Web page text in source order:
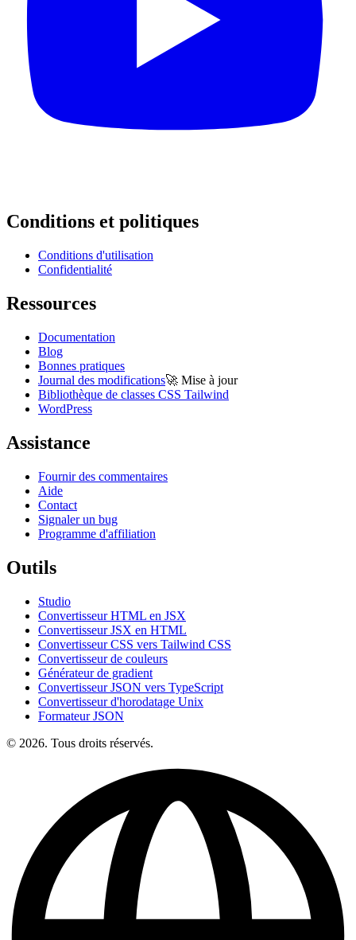
Conditions et politiques
Conditions d'utilisation
Confidentialité
Ressources
Documentation
Blog
Bonnes pratiques
Journal des modifications🚀 Mise à jour
Bibliothèque de classes CSS Tailwind
WordPress
Assistance
Fournir des commentaires
Aide
Contact
Signaler un bug
Programme d'affiliation
Outils
Studio
Convertisseur HTML en JSX
Convertisseur JSX en HTML
Convertisseur CSS vers Tailwind CSS
Convertisseur de couleurs
Générateur de gradient
Convertisseur JSON vers TypeScript
Convertisseur d'horodatage Unix
Formateur JSON
© 2026. Tous droits réservés.